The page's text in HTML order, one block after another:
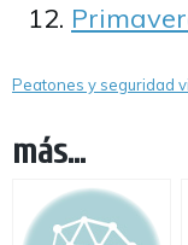
Peatones y seguridad
más...